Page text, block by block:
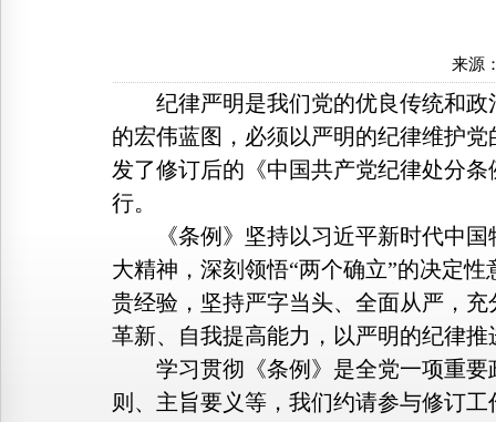
来源
纪律严明是我们党的优良传统和政
的宏伟蓝图，必须以严明的纪律维护
发了修订后的《中国共产党纪律处分
行。
《条例》坚持以习近平新时代中国
大精神，深刻领悟“两个确立”的决定
贵经验，坚持严字当头、全面从严，
革新、自我提高能力，以严明的纪律
学习贯彻《条例》是全党一项重要
则、主旨要义等，我们约请参与修订